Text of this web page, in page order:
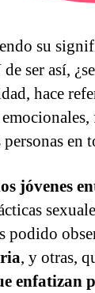
su
ser así,
hace
en
jóvenes
podido
, y otras,
enfatizan